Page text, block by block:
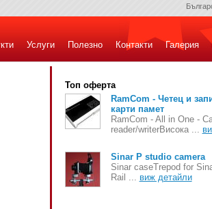
Услуги Полезно Контакти Галерия
Топ оферта
RamCom - Четец и
карти памет
RamCom - All in One -
reader/writerВисока ...
Sinar P studio camera
Sinar caseTrepod for
Rail ... виж детайли